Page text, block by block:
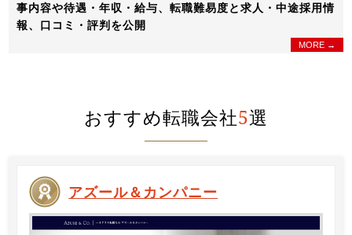
事内容や待遇・年収・給与、転職難易度と求人・中途採用情
報、口コミ・評判を公開
MORE →
おすすめ転職会社5選
アズール＆カンパニー